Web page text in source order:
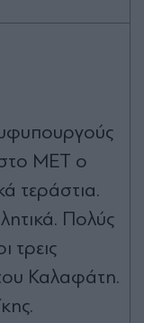
στο ΜΕΤ ο
τεράστια.
Πολύς
τρεις
Καλαφάτη.